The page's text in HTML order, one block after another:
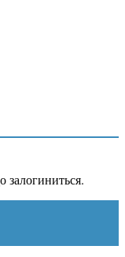
залогиниться.